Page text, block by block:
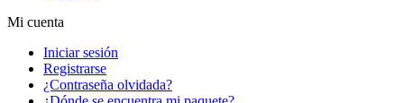
Mi cuenta
Iniciar sesión
Registrarse
¿Contraseña olvidada?